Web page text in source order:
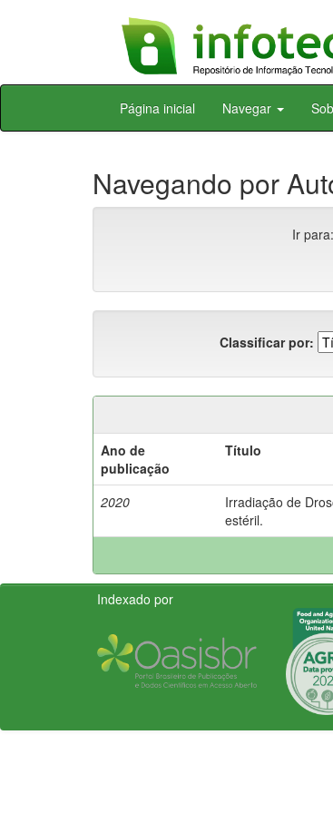
Skip
Página inicial Navegar
Navegando por
Ir para:
Classificar por:
Ano de
publicação
Título
2020
Irradiação de
estéril.
Indexado por